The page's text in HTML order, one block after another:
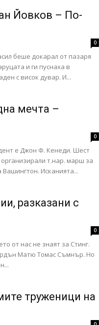
Йовков – По-
0
беше докарал от пазаря
и ги пуснаха в
с висок дувар. И...
мечта –
0
е Джон Ф. Кенеди. Шест
т.нар. марш за
Исканията...
разказани с
0
от нас не знаят за Стинг.
Матю Томас Съмнър. Но
труженици на